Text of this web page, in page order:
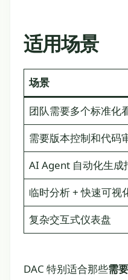
适用场景
场景
团队需要多个标准化
需要版本控制和代码
AI Agent 自动化生成
临时分析 + 快速可视
复杂交互式仪表盘
DAC 特别适合那些需